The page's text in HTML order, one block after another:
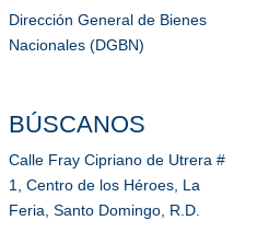
Dirección General de Bienes
Nacionales (DGBN)
BÚSCANOS
Calle Fray Cipriano de Utrera #
1, Centro de los Héroes, La
Feria, Santo Domingo, R.D.